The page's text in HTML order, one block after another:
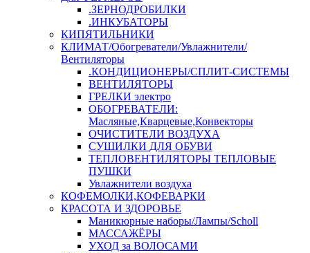
.ЗЕРНОДРОБИЛКИ
.ИНКУБАТОРЫ
КИПЯТИЛЬНИКИ
КЛИМАТ/Обогреватели/Увлажнители/
Вентиляторы
.КОНДИЦИОНЕРЫ/СПЛИТ-СИСТЕМЫ
ВЕНТИЛЯТОРЫ
ГРЕЛКИ электро
ОБОГРЕВАТЕЛИ:
Масляные,Кварцевые,Конвекторы
ОЧИСТИТЕЛИ ВОЗДУХА
СУШИЛКИ ДЛЯ ОБУВИ
ТЕПЛОВЕНТИЛЯТОРЫ ТЕПЛОВЫЕ
ПУШКИ
Увлажнители воздуха
КОФЕМОЛКИ,КОФЕВАРКИ
КРАСОТА И ЗДОРОВЬЕ
Маникюрные наборы/Лампы/Scholl
МАССАЖЁРЫ
УХОД за ВОЛОСАМИ